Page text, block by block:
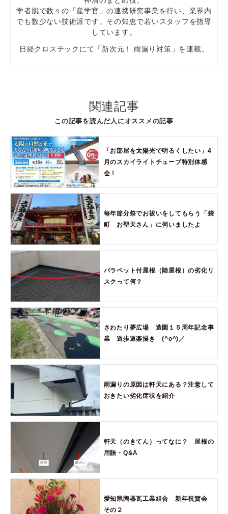
学者肌で数々の「産学官」の連携研究事業を行い、業界内
でも数少ない技術派です。その知恵で若いスタッフを指導
しています。
日経クロステックにて「新次元！ 雨漏り対策」を連載。
関連記事
この記事を読んだ人にオススメの記事
「お部屋を太陽光で明るくしたい」4
月のスカイライトチューブ特別体感
会！
毎年節分祭でお祓いをしてもらう「袋
町 お聖天さん」に伺いましたよ
パラペット付屋根（陸屋根）の劣化リ
スクって何？
さわたり夢広場 造園１５周年記念事
業 遊歩道楽描き (^o^)／
雨漏りの原因は軒天にある？注意して
おきたい劣化症状を紹介
軒天（のきてん）ってなに？ 屋根の
用語・Q&A
愛知県陶器瓦工業組合 新年祝賀会
その２